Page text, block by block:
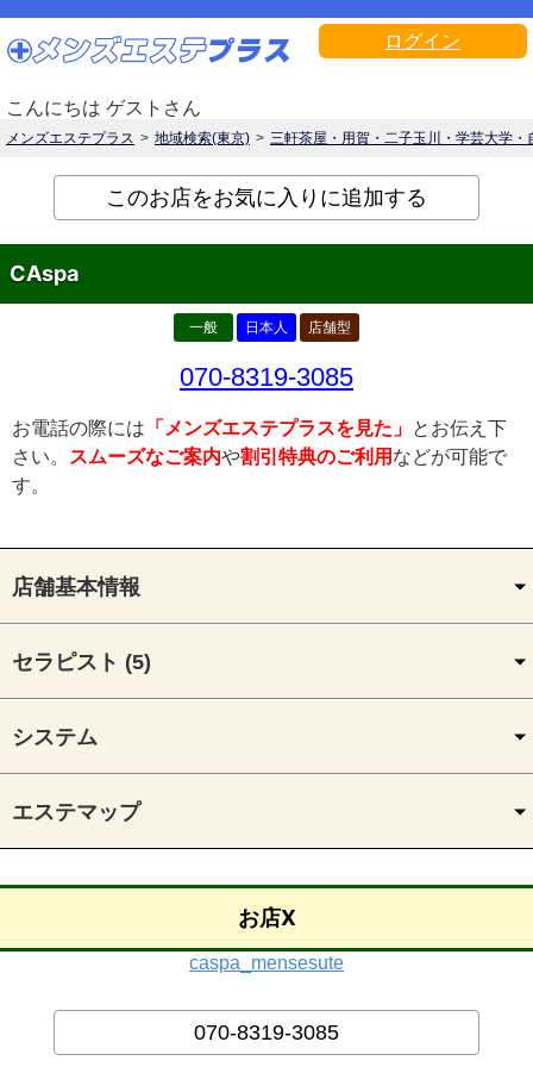
ログイン
こんにちは ゲストさん
メンズエステプラス 地域検索(東京) 三軒茶屋・用賀・二子玉川・学芸大学・
このお店をお気に入りに追加する
CAspa
一般 日本人 店舗型
070-8319-3085
お電話の際には 「メンズエステプラスを見た」 とお伝え下
さい。
スムーズなご案内や割引特典のご利用 などが可能で
す。
店舗基本情報
セラピスト (5)
システム
エステマップ
お店X
caspa_mensesute
070-8319-3085